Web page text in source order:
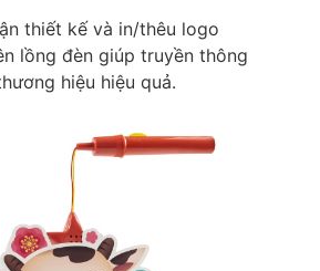
thiết kế và in/thêu logo
lồng đèn giúp truyền thông
hiệu hiệu quả.